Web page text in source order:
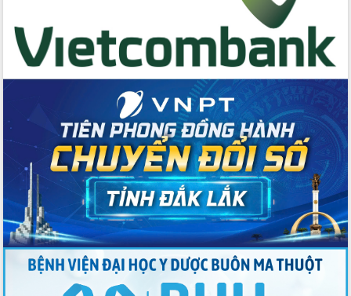
giao kỹ thuật y tế, định hướng phát
triển chuyên sâu đến 2030
Chuyển đổi số mở ra không gian phát
triển trong lĩnh vực văn hóa, du lịch
Công bố quyết định của Ban Thường
vụ Tỉnh ủy về công tác cán bộ.
Thủ tướng Phạm Minh Chính: Khẩn
trương tái thiết cuộc sống người dân
sau thiên tai
Tập trung nâng cao chất lượng, tổ
chức sản xuất sầu riêng theo hướng
bền vững
Đẩy nhanh công tác khắc phục, ổn
định đời sống Nhân dân sau bão số 13
Bí thư Tỉnh ủy Lương Nguyễn Minh
Triết dự Ngày hội đại đoàn kết tại